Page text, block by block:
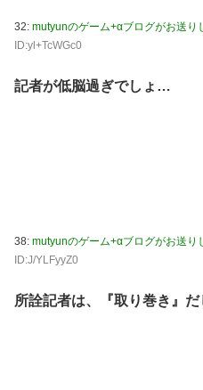
32: mutyunのゲーム+αブログがお送り
ID:yl+TcWGc0
記者が低脳過ぎでしょ…
38: mutyunのゲーム+αブログがお送り
ID:J/YLFyyZ0
所詮記者は、『取り巻き』だ